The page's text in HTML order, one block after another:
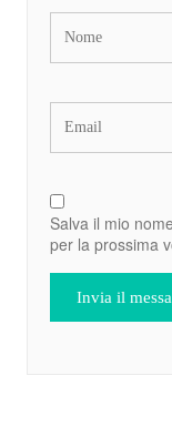
Salva il mio
per la prossima